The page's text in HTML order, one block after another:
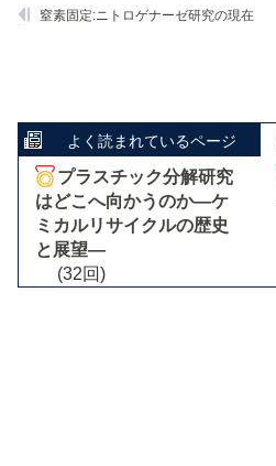
窒素固定:ニトロゲナーゼ研究の現在
よく読まれているページ
プラスチック分解研究
はどこへ向かうのか―ケ
ミカルリサイクルの歴史
と展望―
(32回)